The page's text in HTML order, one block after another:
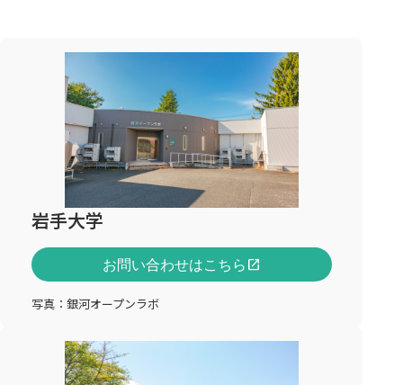
arrow_forward
最新のプライバシーポリシーは常に本ページに
て開示されます。
免責事項
当サイトからリンクやバナーなどによって他の
サイトに移動された場合、移動先サイトで提供
される情報、サービス等について一切の責任を
負いません。
最終更新日：2025/12/1
岩手大学
お問い合わせはこちら open_in_new
写真：銀河オープンラボ